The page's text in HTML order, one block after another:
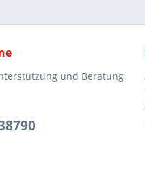
und Beratung